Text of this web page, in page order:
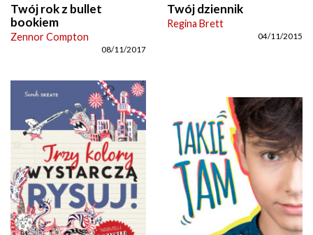
Twój rok z bullet
bookiem
Zennor Compton
08/11/2017
Twój dziennik
Regina Brett
04/11/2015